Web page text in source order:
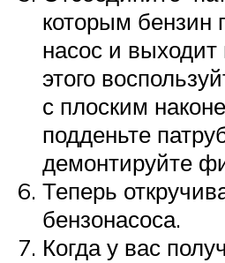
которым бензин
насос и выходит
этого
с плоским
подденьте
демонтируйте
Теперь
бензонасоса.
Когда у вас